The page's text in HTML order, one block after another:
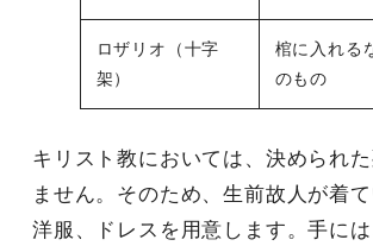
ロザリオ（十字
架）
棺に入れる
のもの
キリスト教においては、決められ
ません。そのため、生前故人が着
洋服、ドレスを用意します。手に